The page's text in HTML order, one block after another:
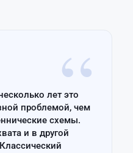
“
лет это
проблемой, чем
схемы.
и в другой